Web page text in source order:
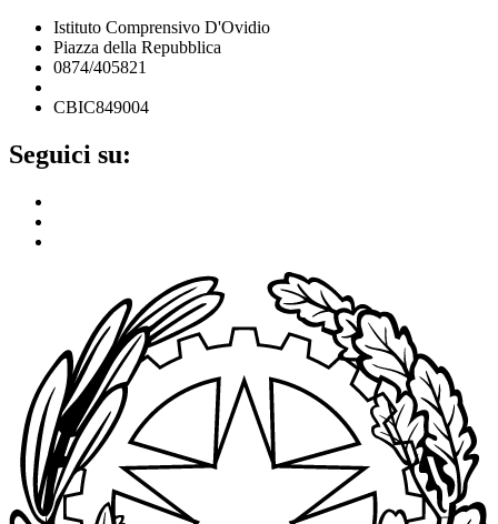
Istituto Comprensivo D'Ovidio
Piazza della Repubblica
0874/405821
CBIC849004
Seguici su: